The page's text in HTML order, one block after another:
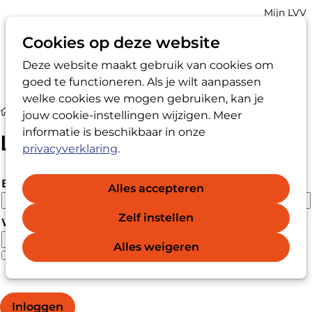
Cookies op deze website
Deze website maakt gebruik van cookies om
goed te functioneren. Als je wilt aanpassen
welke cookies we mogen gebruiken, kan je
jouw cookie-instellingen wijzigen. Meer
informatie is beschikbaar in onze
privacyverklaring.
Alles accepteren
Zelf instellen
Alles weigeren
Zoek
Account
Mijn LVV
Login
Login
E-mailadres
Wachtwoord
Wachtwoord weergeven
Wachtwoord vergeten?
Inloggen